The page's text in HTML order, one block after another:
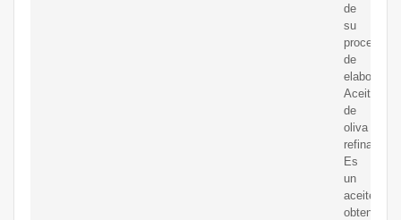
de
su
proceso
de
Aceite
de
oliva
refinado:
Es
un
aceite
obtenido